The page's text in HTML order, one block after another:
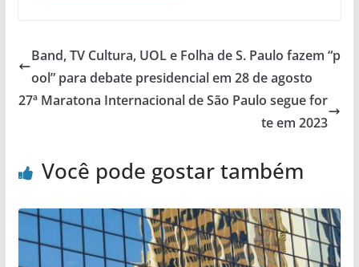
Band, TV Cultura, UOL e Folha de S. Paulo fazem “p
ool” para debate presidencial em 28 de agosto
27ª Maratona Internacional de São Paulo segue for
te em 2023
Você pode gostar também